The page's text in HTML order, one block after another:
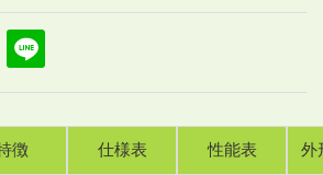
徴 仕様表 性能表 外